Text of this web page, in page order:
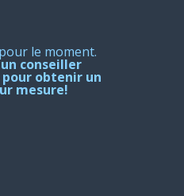
le moment.
conseiller
pour obtenir un
mesure!